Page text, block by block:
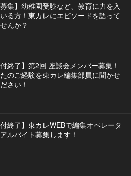
募集】幼稚園受験など、教育に力を入
る方！東カレにエピソードを語って
んか？
付終了】第2回 座談会メンバー募集！
のご経験を東カレ編集部員に聞かせ
さい！
付終了】東カレWEBで編集オペレータ
ルバイト募集します！